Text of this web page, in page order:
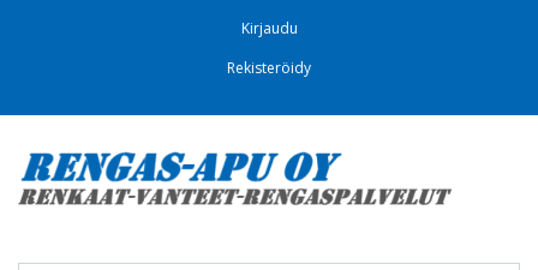
Kirjaudu
Rekisteröidy